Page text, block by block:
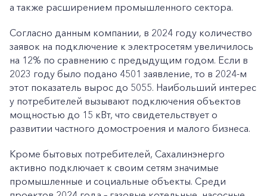
а также расширением промышленного сектора.
Согласно данным компании, в 2024 году количество
заявок на подключение к электросетям увеличилось
на 12% по сравнению с предыдущим годом. Если в
2023 году было подано 4501 заявление, то в 2024-м
этот показатель вырос до 5055. Наибольший интерес
у потребителей вызывают подключения объектов
мощностью до 15 кВт, что свидетельствует о
развитии частного домостроения и малого бизнеса.
Кроме бытовых потребителей, Сахалинэнерго
активно подключает к своим сетям значимые
промышленные и социальные объекты. Среди